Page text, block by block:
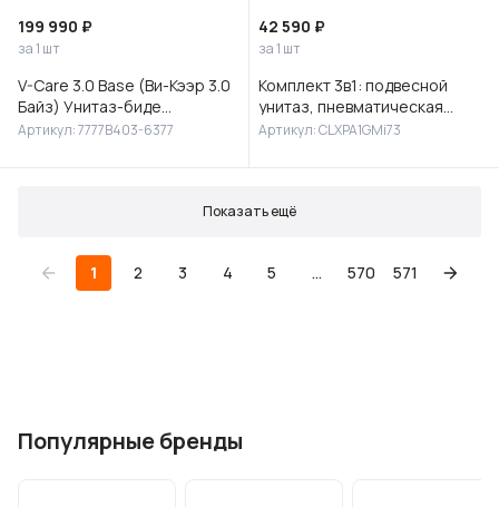
199 990 ₽
за 1 шт
V-Care 3.0 Base (Ви-Кээр 3.0
Байз) Унитаз-биде
подвесной, 7777B403-6377
Артикул: 7777B403-6377
42 590 ₽
за 1 шт
Комплект 3в1: подвесной
унитаз, пневматическая
инсталляция и клавиша
IDD
Артикул: CLXPA1GMi73
Показать ещё
1 2 3 4 5 ... 570 571
Популярные бренды